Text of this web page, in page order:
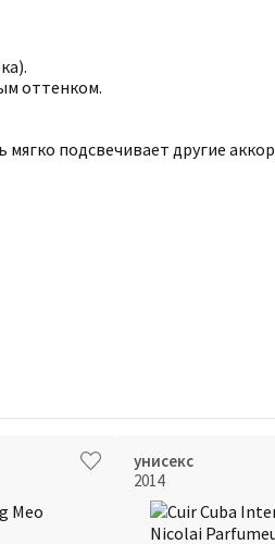
оттенком.
подсвечивает другие
унисекс
2014